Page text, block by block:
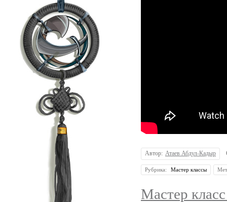
Автор: Атаев Абдул-Кадыр
Рубрика: Мастер классы
Мастер